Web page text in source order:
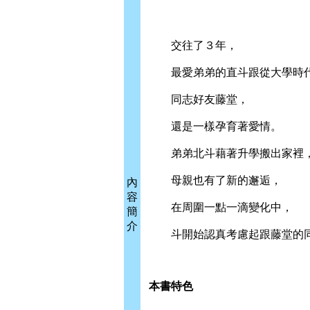
內
容
簡
介
交往了３年，
最愛弟弟的直斗跟從大學時
同志好友藤堂，
還是一樣孕育著愛情。
弟弟北斗藉著升學搬出家裡，
母親也有了新的邂逅，
在周圍一點一滴變化中，
斗開始認真考慮起跟藤堂的
本書特色